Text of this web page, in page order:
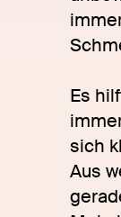
Es
sich
Aus